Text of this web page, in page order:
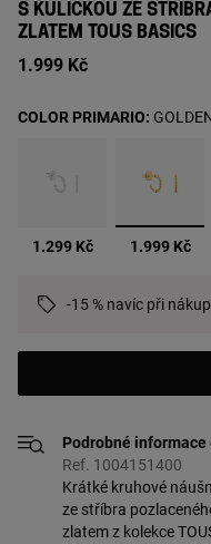
S KULIČKOU ZE
ZLATEM TOUS BASICS
1.999 Kč
1.299 Kč vybrané
1.999 Kč
COLOR PRIMARIO:
-15 % navíc při
Podrobné informace
Ref. 1004151400
Krátké kruhové
ze stříbra
zlatem z kolekce